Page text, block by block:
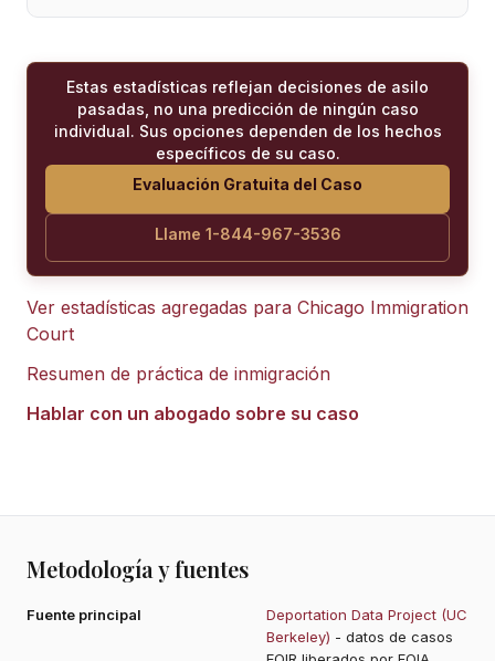
Estas estadísticas reflejan decisiones de asilo
pasadas, no una predicción de ningún caso
individual. Sus opciones dependen de los hechos
específicos de su caso.
Evaluación Gratuita del Caso
Llame 1-844-967-3536
Ver estadísticas agregadas para Chicago Immigration
Court
Resumen de práctica de inmigración
Hablar con un abogado sobre su caso
Metodología y fuentes
Fuente principal
Deportation Data Project (UC
Berkeley) - datos de casos